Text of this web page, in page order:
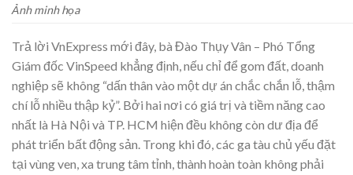
Ảnh minh họa
Trả lời VnExpress mới đây, bà Đào Thụy Vân – Phó Tổng
Giám đốc VinSpeed khẳng định, nếu chỉ để gom đất, doanh
nghiệp sẽ không “dấn thân vào một dự án chắc chắn lỗ, thậm
chí lỗ nhiều thập kỷ”. Bởi hai nơi có giá trị và tiềm năng cao
nhất là Hà Nội và TP. HCM hiện đều không còn dư địa để
phát triển bất động sản. Trong khi đó, các ga tàu chủ yếu đặt
tại vùng ven, xa trung tâm tỉnh, thành hoàn toàn không phải